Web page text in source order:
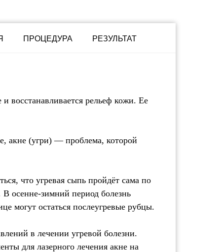
ПРОЦЕДУРА РЕЗУЛЬТАТ
восстанавливается рельеф кожи. Ее
акне (угри) — проблема, которой
что угревая сыпь пройдёт сама по
В осенне-зимний период болезнь
могут остаться послеугревые рубцы.
в лечении угревой болезни.
для лазерного лечения акне на